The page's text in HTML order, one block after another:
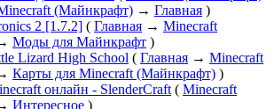
(Майнкрафт) → Главная )
2 [1.7.2] ( Главная → Minecraft
Моды для Майнкрафт )
Lizard High School ( Главная → Minecraft
Карты для Minecraft (Майнкрафт) )
онлайн - SlenderCraft ( Minecraft
Интересное )